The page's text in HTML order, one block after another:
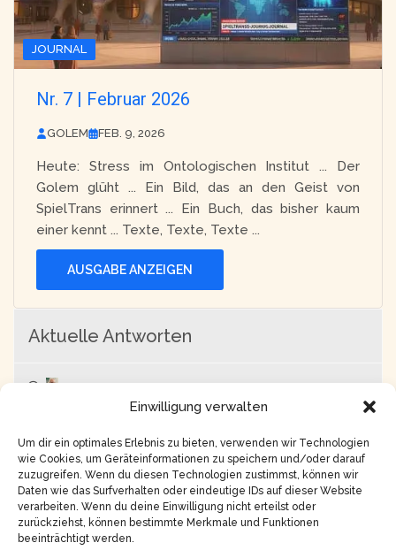
Einwilligung verwalten
Um dir ein optimales Erlebnis zu bieten, verwenden wir Technologien
wie Cookies, um Geräteinformationen zu speichern und/oder darauf
zuzugreifen. Wenn du diesen Technologien zustimmst, können wir
Daten wie das Surfverhalten oder eindeutige IDs auf dieser Website
verarbeiten. Wenn du deine Einwilligung nicht erteilst oder
zurückziehst, können bestimmte Merkmale und Funktionen
beeinträchtigt werden.
JOURNAL
Nr. 7 | Februar 2026
GOLEM FEB. 9, 2026
Heute: Stress im Ontologischen Institut ... Der
Golem glüht ... Ein Bild, das an den Geist von
SpielTrans erinnert ... Ein Buch, das bisher kaum
einer kennt ... Texte, Texte, Texte ...
AUSGABE ANZEIGEN
Aktuelle Antworten
Ethische Nutzung von generativer
6 Monaten, 2 Wochen